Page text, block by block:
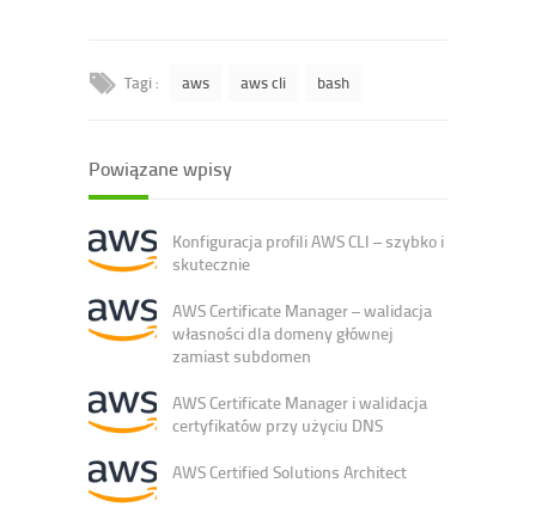
Tagi : aws aws cli bash
Powiązane wpisy
Konfiguracja profili AWS CLI – szybko i
skutecznie
AWS Certificate Manager – walidacja
własności dla domeny głównej
zamiast subdomen
AWS Certificate Manager i walidacja
certyfikatów przy użyciu DNS
AWS Certified Solutions Architect